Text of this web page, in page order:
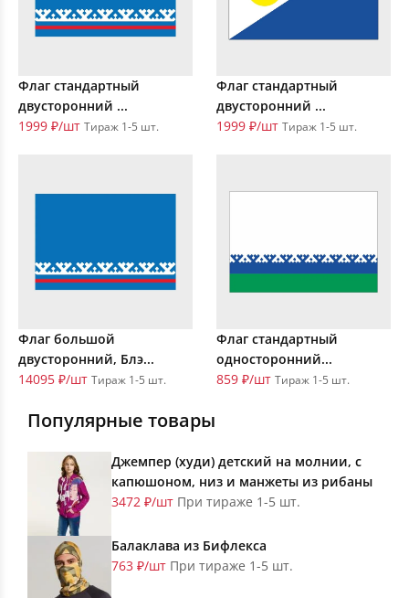
Флаг стандартный
двусторонний ...
1999 ₽/шт Тираж 1-5 шт.
Флаг стандартный
двусторонний ...
1999 ₽/шт Тираж 1-5 шт.
Флаг большой
двусторонний, Блэ...
14095 ₽/шт Тираж 1-5 шт.
Флаг стандартный
односторонний...
859 ₽/шт Тираж 1-5 шт.
Популярные товары
Джемпер (худи) детский на молнии, с
капюшоном, низ и манжеты из рибаны
3472 ₽/шт При тираже 1-5 шт.
Балаклава из Бифлекса
763 ₽/шт При тираже 1-5 шт.